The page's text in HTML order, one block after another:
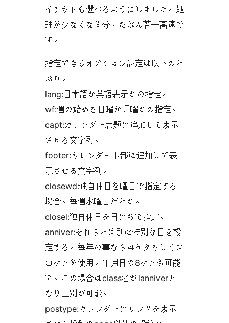
イアウトも選べるようにしました。処
理が少なくなる分、たぶん若干高速で
す。
指定できるオプション設定は以下のと
おり。
lang:日本語か英語表示かの指定。
wf:週の始めを日曜か月曜かの指定。
capt:カレンダー表題に追加して表示
させる文字列。
footer:カレンダー下部に追加して表
示させる文字列。
closewd:独自休日を曜日で指定する
場合。毎週水曜日だとか。
closel:独自休日を日にちで指定。
anniver:それらとは別に特別な日を設
定する。毎年の事なら４ケタもしくは
３ケタを使用。年月日の8ケタも可能
で、この場合はclass名がlanniverと
なり区別が可能。
postype:カレンダーにリンクを表示